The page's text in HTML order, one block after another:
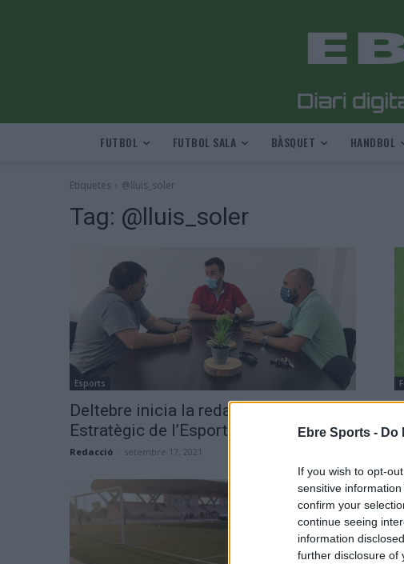
Ebre Sports - Do
If you wish to opt-
sensitive
confirm your
continue seeing
information
further disclosure of
FUTBOL FUTBOL SALA BÀSQUET HANDBOL
Etiquetes @lluis_soler
Tag: @lluis_soler
Esports
Deltebre inicia la redacció del Pla
Estratègic de l’Esport
Redacció setembre 17, 2021